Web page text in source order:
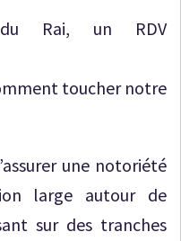
du Rai, un RDV
toucher notre
une notoriété
large autour de
sur des tranches